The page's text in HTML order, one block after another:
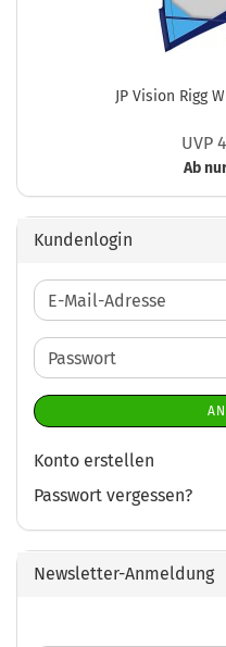
JP Vision Rigg
UVP
Ab
Kundenlogin
E-
Mail-
Adresse
Passwort
Konto erstellen
Passwort vergessen?
Newsletter-Anmeldung